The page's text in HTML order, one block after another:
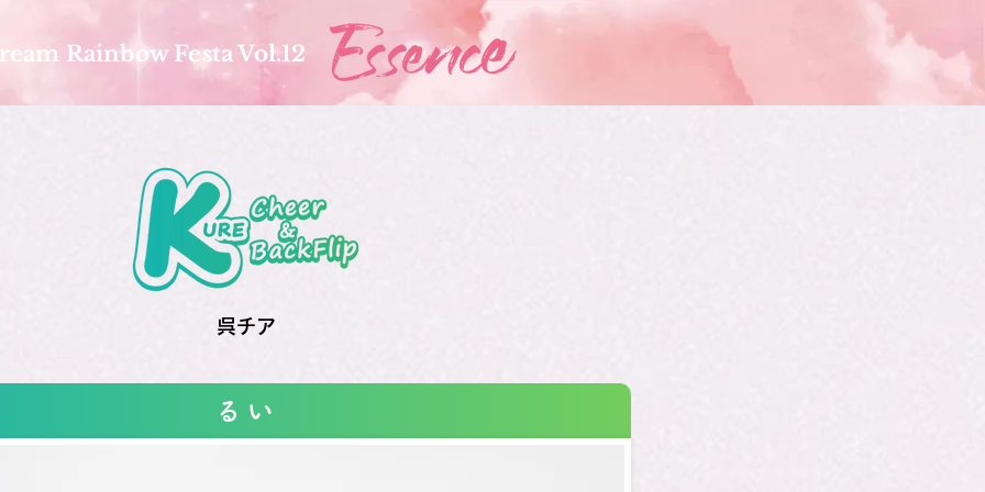
Rainbow Festa Vol.12
呉チア
るい